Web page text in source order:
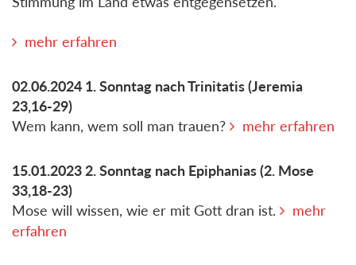
mehr erfahren
02.06.2024 1. Sonntag nach Trinitatis(Jeremia
23,16-29)
Wem kann, wem soll man trauen?
mehr erfahren
15.01.2023 2. Sonntag nach Epiphanias(2. Mose
33,18-23)
Mose will wissen, wie er mit Gott dran ist.
mehr
erfahren